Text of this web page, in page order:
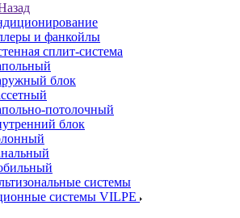
и фанкойлы
сплит-система
блок
потолочный
блок
системы
системы VILPE